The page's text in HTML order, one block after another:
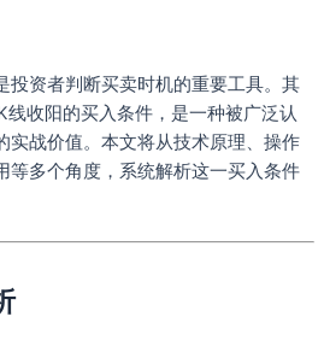
投资者判断买卖时机的重要工具。其
收阳的买入条件，是一种被广泛认
实战价值。本文将从技术原理、操作
等多个角度，系统解析这一买入条件